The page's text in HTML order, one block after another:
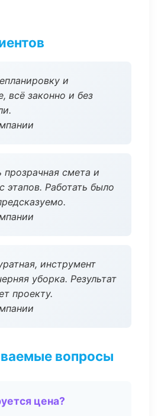
и
всё законно и без
прозрачная смета и
этапов. Работать было
инструмент
уборка. Результат
проекту.
вопросы
цена?